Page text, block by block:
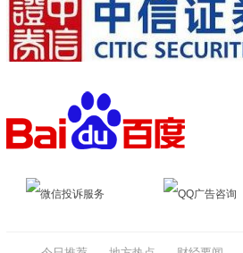
微信投诉服务 QQ广告咨询